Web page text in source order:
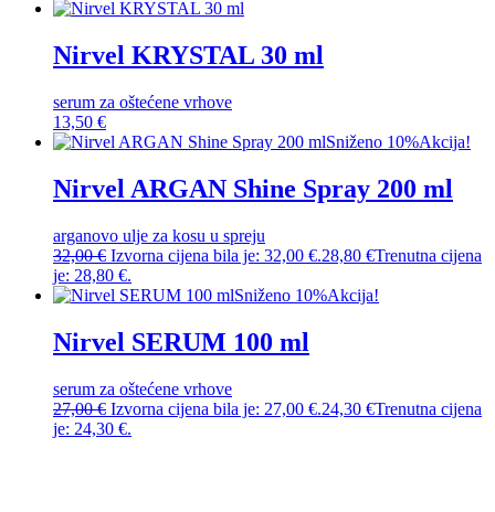
Nirvel KRYSTAL 30 ml
serum za oštećene vrhove
13,50 €
Sniženo 10%Akcija!
Nirvel ARGAN Shine Spray 200 ml
arganovo ulje za kosu u spreju
32,00€ Izvorna cijena bila je: 32,00 €.28,80 €Trenutna cijena
je: 28,80 €.
Sniženo 10%Akcija!
Nirvel SERUM 100 ml
serum za oštećene vrhove
27,00€ Izvorna cijena bila je: 27,00 €.24,30 €Trenutna cijena
je: 24,30 €.